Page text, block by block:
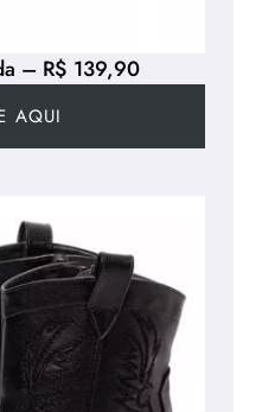
– R$ 139,90
AQUI